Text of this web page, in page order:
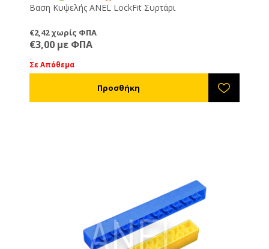
Βαση Κυψελής ANEL LockFit Συρτάρι
€2,42 χωρίς ΦΠΑ
€3,00 με ΦΠΑ
Σε Απόθεμα